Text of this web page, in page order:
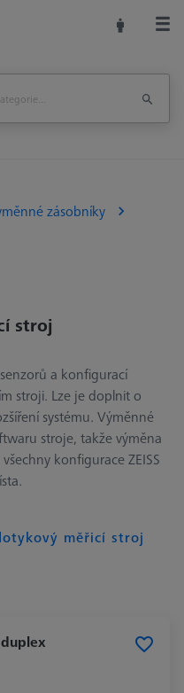
zásobníky
stroj
a konfigurací
stroji. Lze je doplnit o
systému. Výměnné
stroje, takže výměna
konfigurace ZEISS
měřicí stroj